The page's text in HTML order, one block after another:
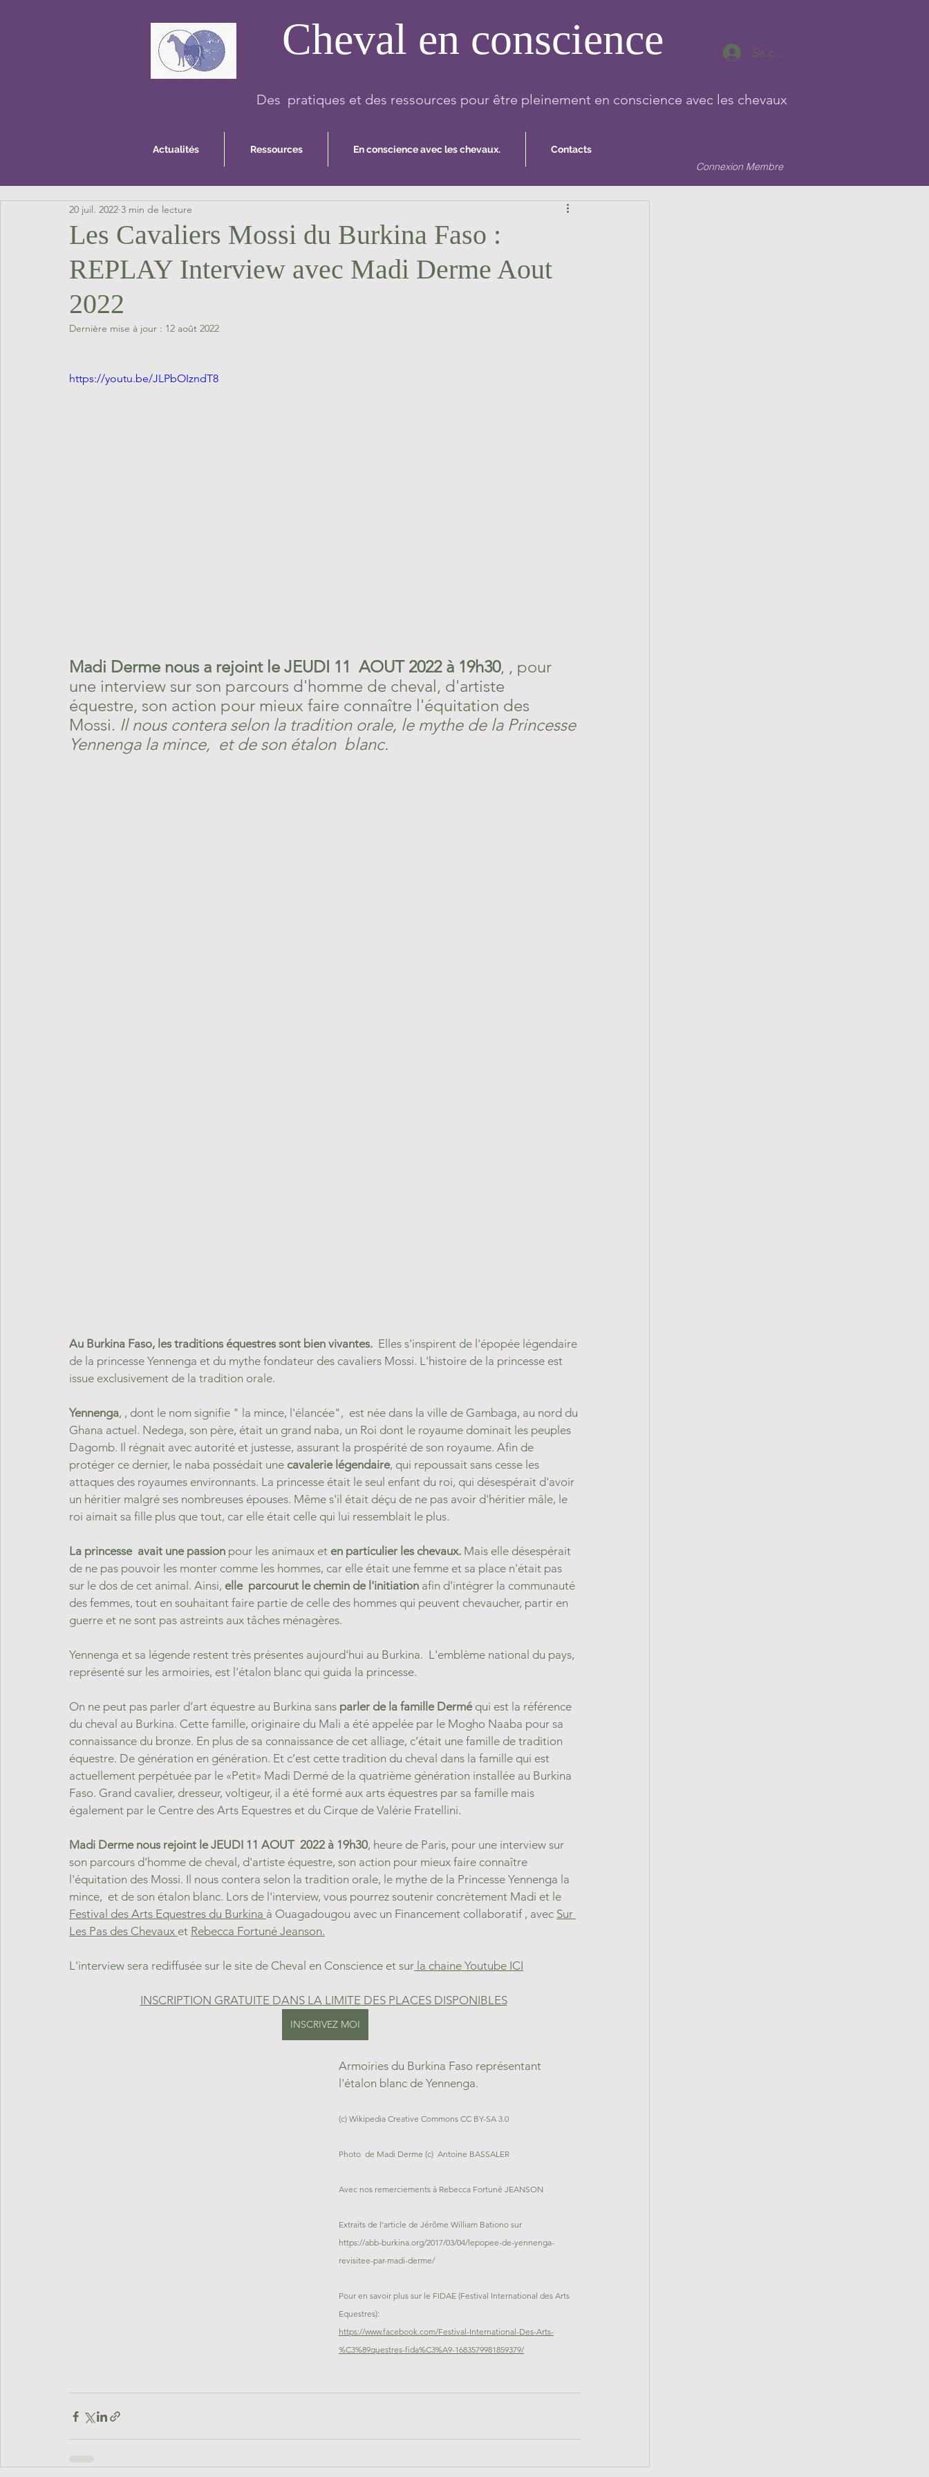
Cheval en conscience
Des pratiques et des ressources pour être pleinement en conscience avec les chevaux
Actualités Ressources En conscience avec les chevaux. Contacts
Connexion Membre
Se connecter
Les Cavaliers Mossi du Burkina Faso :
REPLAY Interview avec Madi Derme Aout
2022
20 juil. 2022 3 min de lecture
Dernière mise à jour : 12 août 2022
https://youtu.be/JLPbOIzndT8
Madi Derme nous a rejoint le JEUDI 11  AOUT 2022 à 19h30, , pour
une interview sur son parcours d'homme de cheval, d'artiste
équestre, son action pour mieux faire connaître l'équitation des
Mossi. Il nous contera selon la tradition orale, le mythe de la Princesse
Yennenga la mince,  et de son étalon  blanc.
Au Burkina Faso, les traditions équestres sont bien vivantes.
  Elles s'inspirent de l'épopée légendaire
de la princesse Yennenga et du mythe fondateur des cavaliers Mossi. L'histoire de la princesse est
issue exclusivement de la tradition orale.
Yennenga, , dont le nom signifie " la mince, l'élancée",  est née dans la ville de Gambaga, au nord du
Ghana actuel. Nedega, son père, était un grand naba, un Roi dont le royaume dominait les peuples
Dagomb. Il régnait avec autorité et justesse, assurant la prospérité de son royaume. Afin de
protéger ce dernier, le naba possédait une cavalerie légendaire, qui repoussait sans cesse les
attaques des royaumes environnants. La princesse était le seul enfant du roi, qui désespérait d'avoir
un héritier malgré ses nombreuses épouses. Même s'il était déçu de ne pas avoir d'héritier mâle, le
roi aimait sa fille plus que tout, car elle était celle qui lui ressemblait le plus.
La princesse  avait une passion pour les animaux et en particulier les chevaux. Mais elle désespérait
de ne pas pouvoir les monter comme les hommes, car elle était une femme et sa place n'était pas
sur le dos de cet animal. Ainsi, elle  parcourut le chemin de l'initiation afin d'intégrer la communauté
des femmes, tout en souhaitant faire partie de celle des hommes qui peuvent chevaucher, partir en
guerre et ne sont pas astreints aux tâches ménagères.
Yennenga et sa légende restent très présentes aujourd'hui au Burkina.  L'emblème national du pays,
représenté sur les armoiries, est l'étalon blanc qui guida la princesse.
On ne peut pas parler d’art équestre au Burkina sans parler de la famille Dermé qui est la référence
du cheval au Burkina. Cette famille, originaire du Mali a été appelée par le Mogho Naaba pour sa
connaissance du bronze. En plus de sa connaissance de cet alliage, c’était une famille de tradition
équestre. De génération en génération. Et c’est cette tradition du cheval dans la famille qui est
actuellement perpétuée par le «Petit» Madi Dermé de la quatrième génération installée au Burkina
Faso. Grand cavalier, dresseur, voltigeur, il a été formé aux arts équestres par sa famille mais
également par le Centre des Arts Equestres et du Cirque de Valérie Fratellini.
Madi Derme nous rejoint le JEUDI 11 AOUT  2022 à 19h30, heure de Paris, pour une interview sur
son parcours d'homme de cheval, d'artiste équestre, son action pour mieux faire connaître
l'équitation des Mossi. Il nous contera selon la tradition orale, le mythe de la Princesse Yennenga la
mince,  et de son étalon blanc. Lors de l'interview, vous pourrez soutenir concrètement Madi et le
Festival des Arts Equestres du Burkina à Ouagadougou avec un Financement collaboratif , avec Sur
Les Pas des Chevaux et Rebecca Fortuné Jeanson.
L'interview sera rediffusée sur le site de Cheval en Conscience et sur la chaine Youtube ICI
INSCRIPTION GRATUITE DANS LA LIMITE DES PLACES DISPONIBLES
INSCRIVEZ MOI
Armoiries du Burkina Faso représentant
l'étalon blanc de Yennenga.
(c) Wikipedia Creative Commons CC BY-SA 3.0
Photo  de Madi Derme (c)  Antoine BASSALER
Avec nos remerciements à Rebecca Fortuné JEANSON
Extraits de l'article de Jérôme William Bationo sur
https://abb-burkina.org/2017/03/04/lepopee-de-yennenga-
revisitee-par-madi-derme/
Pour en savoir plus sur le FIDAE (Festival International des Arts
Equestres):
https://www.facebook.com/Festival-International-Des-Arts-
%C3%89questres-fida%C3%A9-1683579981859379/